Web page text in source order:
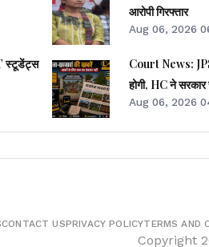
स्टूडेंट्स
आरोपी गिरफ्तार
Aug 06, 2026
Court News:
होगी, HC ने
Aug 06, 2026
CONTACT USPRIVACY POLICYTERMS AND
Copyright